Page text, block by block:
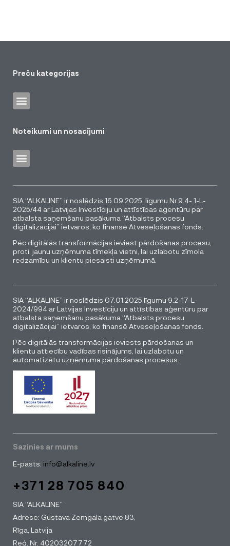
Preču kategorijas
Noteikumi un nosacījumi
SIA “ALKALINE” ir noslēdzis 16.09.2025. līgumu Nr.9.4- 1-L-
2025/44 ar Latvijas Investīciju un attīstības aģentūru par
atbalsta saņemšanu pasākuma “Atbalsts procesu
digitalizācijai” ietvaros, ko finansē Atveseļošanas fonds.
Pēc digitālās transformācijas ieviest pārdošanas procesu,
proti, jaunu uzņēmuma tīmekļa vietni, lai uzlabotu zīmola
redzamību un klientu piesaisti uzņēmumā.
SIA “ALKALINE” ir noslēdzis 07.01.2025 līgumu 9.2-17-L-
2024/994 ar Latvijas Investīciju un attīstības aģentūru par
atbalsta saņemšanu pasākuma “Atbalsts procesu
digitalizācijai” ietvaros, ko finansē Atveseļošanas fonds.
Pēc digitālās transformācijas ieviests pārdošanas un
klientu attiecību vadības risinājums, lai uzlabotu un
automatizētu uzņēmuma pārdošanas procesus.
Sazinies ar mums
E-pasts: info@alkaline.lv
+371 28 705 840
SIA “ALKALINE”
Adrese: Gustava Zemgala gatve 83,
Rīga, Latvija
Reģ. Nr. 40203207772